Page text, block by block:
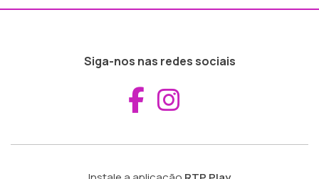
Siga-nos nas redes sociais
Aceder ao